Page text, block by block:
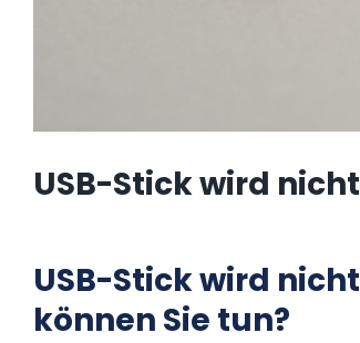
USB-Stick wird
USB-Stick wird
können Sie tun?